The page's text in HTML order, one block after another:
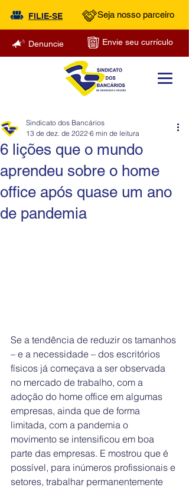
FILIE-SE Seja nosso parceiro
Denuncie Envie seu currículo
6 lições que o mundo
aprendeu sobre o home
office após quase um ano
de pandemia
Sindicato dos Bancários
13 de dez. de 2022 6 min de leitura
Se a tendência de reduzir os tamanhos
– e a necessidade – dos escritórios
físicos já começava a ser observada
no mercado de trabalho, com a
adoção do home office em algumas
empresas, ainda que de forma
limitada, com a pandemia o
movimento se intensificou em boa
parte das empresas. E mostrou que é
possível, para inúmeros profissionais e
setores, trabalhar permanentemente